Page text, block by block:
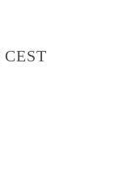
CEST